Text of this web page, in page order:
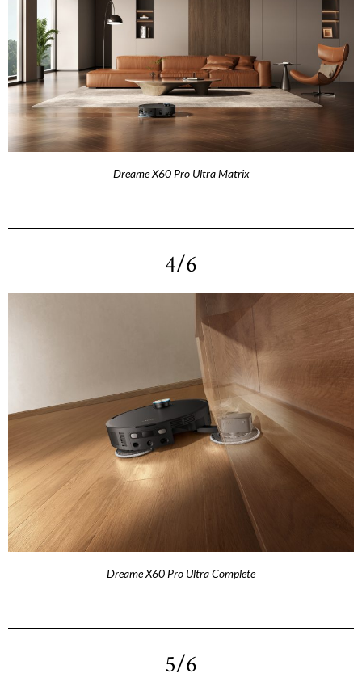
Dreame X60 Pro Ultra Matrix
4/6
Dreame X60 Pro Ultra Complete
5/6